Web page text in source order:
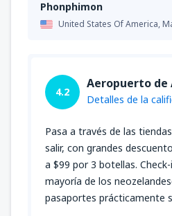
Phonphimon
United States Of America,
4.2
Aeropuerto de
Detalles de la
Pasa a través de las
salir, con grandes
a $99 por 3 botellas.
mayoría de los
pasaportes prácticamente